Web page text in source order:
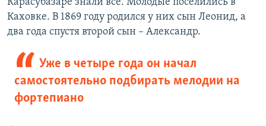
Карасубазаре знали все. Молодые поселились в
Каховке. В 1869 году родился у них сын Леонид, а
два года спустя второй сын – Александр.
Уже в четыре года он начал
самостоятельно подбирать мелодии на
фортепиано